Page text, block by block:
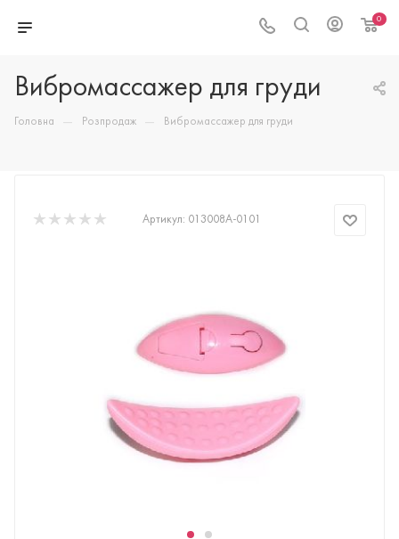
0
Вибромассажер для груди
Головна — Розпродаж — Вибромассажер для груди
Артикул: 013008A-0101